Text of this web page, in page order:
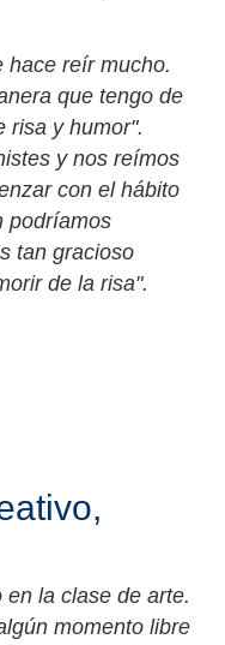
hace reír mucho.
que tengo de
risa y humor".
y nos reímos
con el hábito
podríamos
tan gracioso
de la risa".
la clase de arte.
momento libre